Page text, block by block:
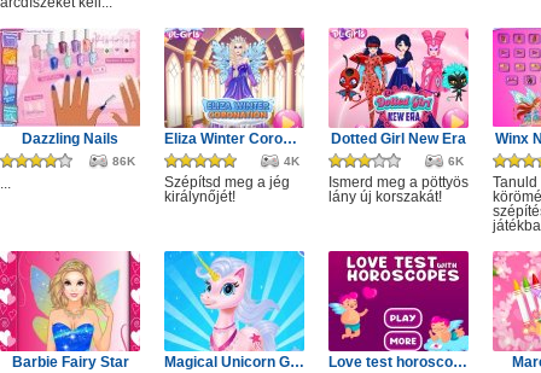
Dazzling Nails
86K
...
Eliza Winter Coronation
4K
Szépítsd meg a jég
királynőjét!
Dotted Girl New Era
6K
Ismerd meg a pöttyös
lány új korszakát!
Winx
Tanuld
Barbie Fairy Star Magical Unicorn Grooming World Love test horoscopes